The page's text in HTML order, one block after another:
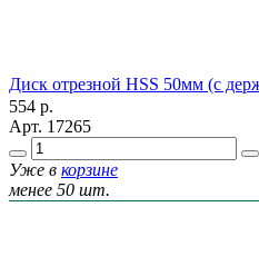
Диск отрезной HSS 50мм (с
554 р.
Арт. 17265
Уже в корзине
менее 50 шт.